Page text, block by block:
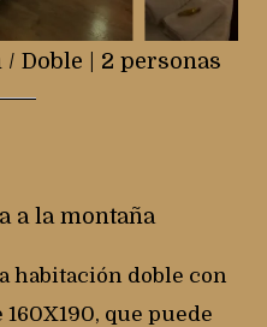
/ Doble 2 personas
a la montaña
habitación doble con
que puede